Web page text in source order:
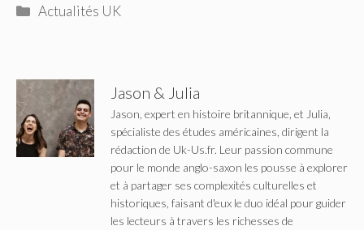
Catégories
Actualités UK
Jason & Julia
Jason, expert en histoire britannique, et Julia,
spécialiste des études américaines, dirigent la
rédaction de Uk-Us.fr. Leur passion commune
pour le monde anglo-saxon les pousse à explorer
et à partager ses complexités culturelles et
historiques, faisant d'eux le duo idéal pour guider
les lecteurs à travers les richesses de